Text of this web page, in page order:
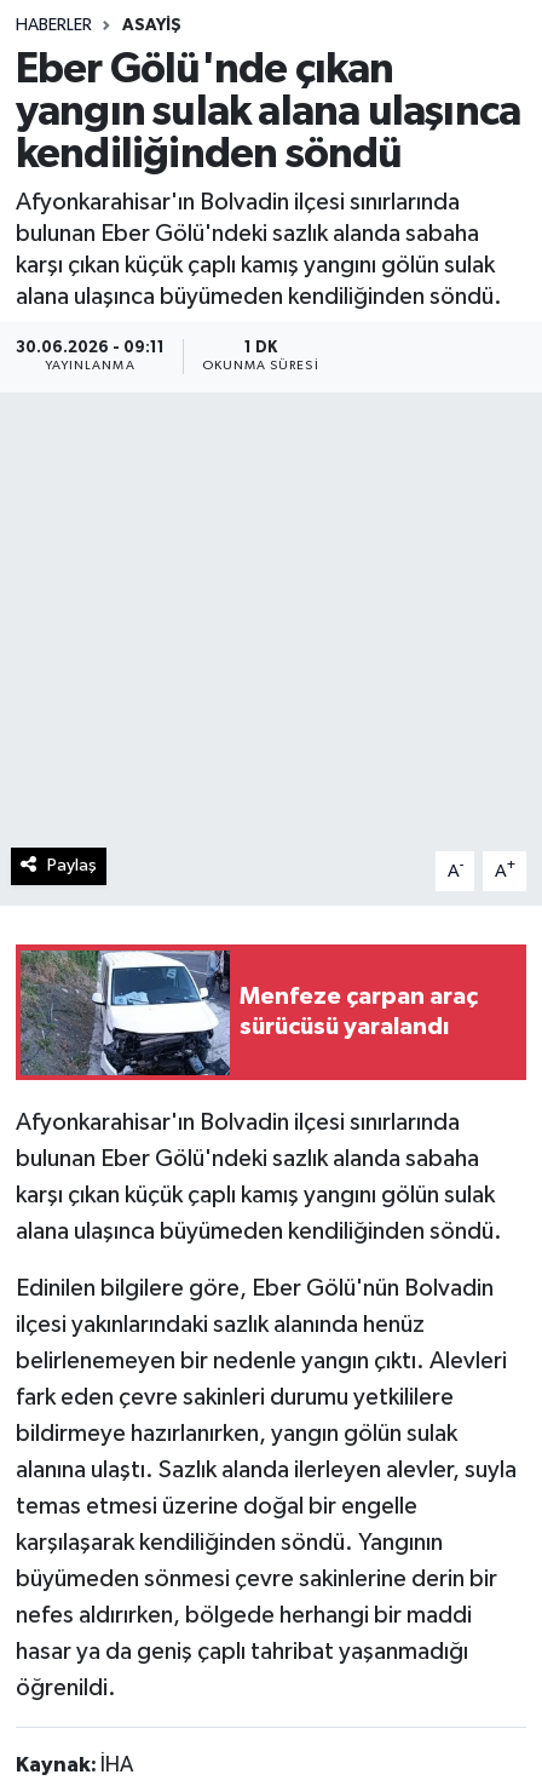
HABERLER ASAYIŞ
Eber Gölü'nde çıkan
yangın sulak alana ulaşınca
kendiliğinden söndü
Afyonkarahisar'ın Bolvadin ilçesi sınırlarında
bulunan Eber Gölü'ndeki sazlık alanda sabaha
karşı çıkan küçük çaplı kamış yangını gölün sulak
alana ulaşınca büyümeden kendiliğinden söndü.
30.06.2026 - 09:11
YAYINLANMA
1 DK
OKUNMA SÜRESI
Paylaş A- A+
Menfeze çarpan araç
sürücüsü yaralandı
Afyonkarahisar'ın Bolvadin ilçesi sınırlarında
bulunan Eber Gölü'ndeki sazlık alanda sabaha
karşı çıkan küçük çaplı kamış yangını gölün sulak
alana ulaşınca büyümeden kendiliğinden söndü.
Edinilen bilgilere göre, Eber Gölü'nün Bolvadin
ilçesi yakınlarındaki sazlık alanında henüz
belirlenemeyen bir nedenle yangın çıktı. Alevleri
fark eden çevre sakinleri durumu yetkililere
bildirmeye hazırlanırken, yangın gölün sulak
alanına ulaştı. Sazlık alanda ilerleyen alevler, suyla
temas etmesi üzerine doğal bir engelle
karşılaşarak kendiliğinden söndü. Yangının
büyümeden sönmesi çevre sakinlerine derin bir
nefes aldırırken, bölgede herhangi bir maddi
hasar ya da geniş çaplı tahribat yaşanmadığı
öğrenildi.
Kaynak: İHA
Spor
Teknoloji
Yaşam